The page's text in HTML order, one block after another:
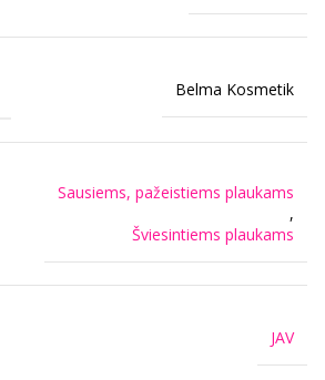
Belma Kosmetik
Sausiems, pažeistiems plaukams
,
Šviesintiems plaukams
JAV